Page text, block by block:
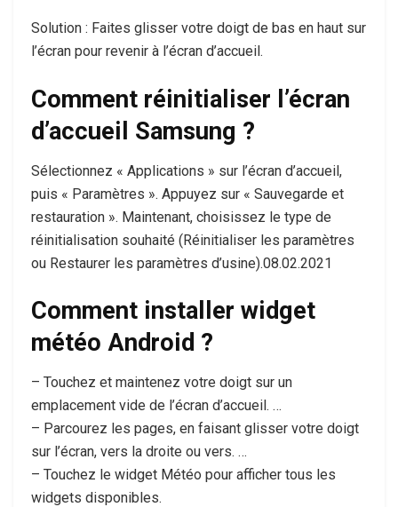
Solution : Faites glisser votre doigt de bas en haut sur
l’écran pour revenir à l’écran d’accueil.
Comment réinitialiser l’écran
d’accueil Samsung ?
Sélectionnez « Applications » sur l’écran d’accueil,
puis « Paramètres ». Appuyez sur « Sauvegarde et
restauration ». Maintenant, choisissez le type de
réinitialisation souhaité (Réinitialiser les paramètres
ou Restaurer les paramètres d’usine).08.02.2021
Comment installer widget
météo Android ?
– Touchez et maintenez votre doigt sur un
emplacement vide de l’écran d’accueil. …
– Parcourez les pages, en faisant glisser votre doigt
sur l’écran, vers la droite ou vers. …
– Touchez le widget Météo pour afficher tous les
widgets disponibles.